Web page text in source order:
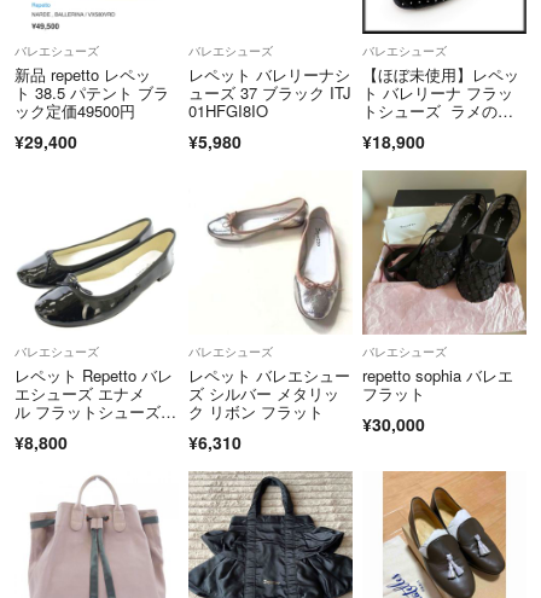
はご返品をお受けしております。
商品到着から5日以内にご連絡、返品受付後5日以内に当店に商品をご
返送ください。期限を過ぎた場合、初期不良等の場合でも対応いたしか
ねます。 必ず商品を受け取られた際に状態の確認をお願いいたしま
す。
クリーニングやアフターサービス代等の商品代金以上のご請求、不良品
の場合の一部返金での対応などはお受けできません。
Cランク以下の商品については、いかなる理由でもご返品をお断りさせ
ていただいております。
当アカウントはラクマ公式パートナーです。
◆特商法：
https://fril.jp/ts/official/law/vtr/
◆返品特約：
https://fril.jp/ts/official/law/vtr/#return_policy
◆適格請求書発行事業者登録番号：T4260002013524
バレエシューズ
新品 repetto レペッ
ト 38.5 パテント ブラ
ック定価49500円
¥29,400
バレエシューズ
レペット バレリーナシ
ューズ 37 ブラック ITJ
01HFGI8IO
¥5,980
バレエシューズ
【ほぼ未使用】レペッ
ト バレリーナ フラッ
トシューズ ラメの水
¥18,900
バレエシューズ
レペット Repetto バレ
エシューズ エナメ
ル フラットシューズ 3
¥8,800
バレエシューズ
レペット バレエシュー
ズ シルバー メタリッ
ク リボン フラット
¥6,310
バレエシューズ
repetto sophia バレエ
フラット
¥30,000